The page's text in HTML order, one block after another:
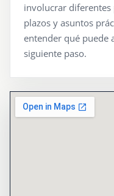
involucrar
plazos y asuntos
entender qué puede
siguiente paso.